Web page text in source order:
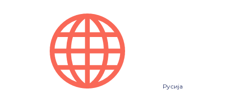
Русија